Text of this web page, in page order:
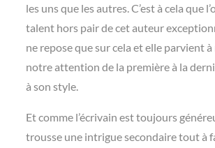
les uns que les autres. C’est à cela que
talent hors pair de cet auteur
ne repose que sur cela et elle parvient
notre attention de la première à la
à son style.
Et comme l’écrivain est toujours
trousse une intrigue secondaire tout à